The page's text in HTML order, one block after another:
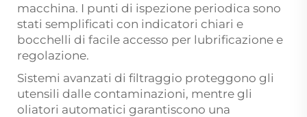
macchina. I punti di ispezione periodica sono
stati semplificati con indicatori chiari e
bocchelli di facile accesso per lubrificazione e
regolazione.
Sistemi avanzati di filtraggio proteggono gli
utensili dalle contaminazioni, mentre gli
oliatori automatici garantiscono una